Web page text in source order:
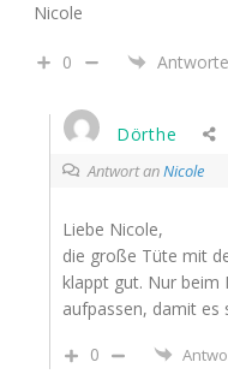
Nicole
0
Dörthe
Antwort anNicole
Liebe Nicole,
die große Tüte mit
klappt gut. Nur beim
aufpassen, damit es
0